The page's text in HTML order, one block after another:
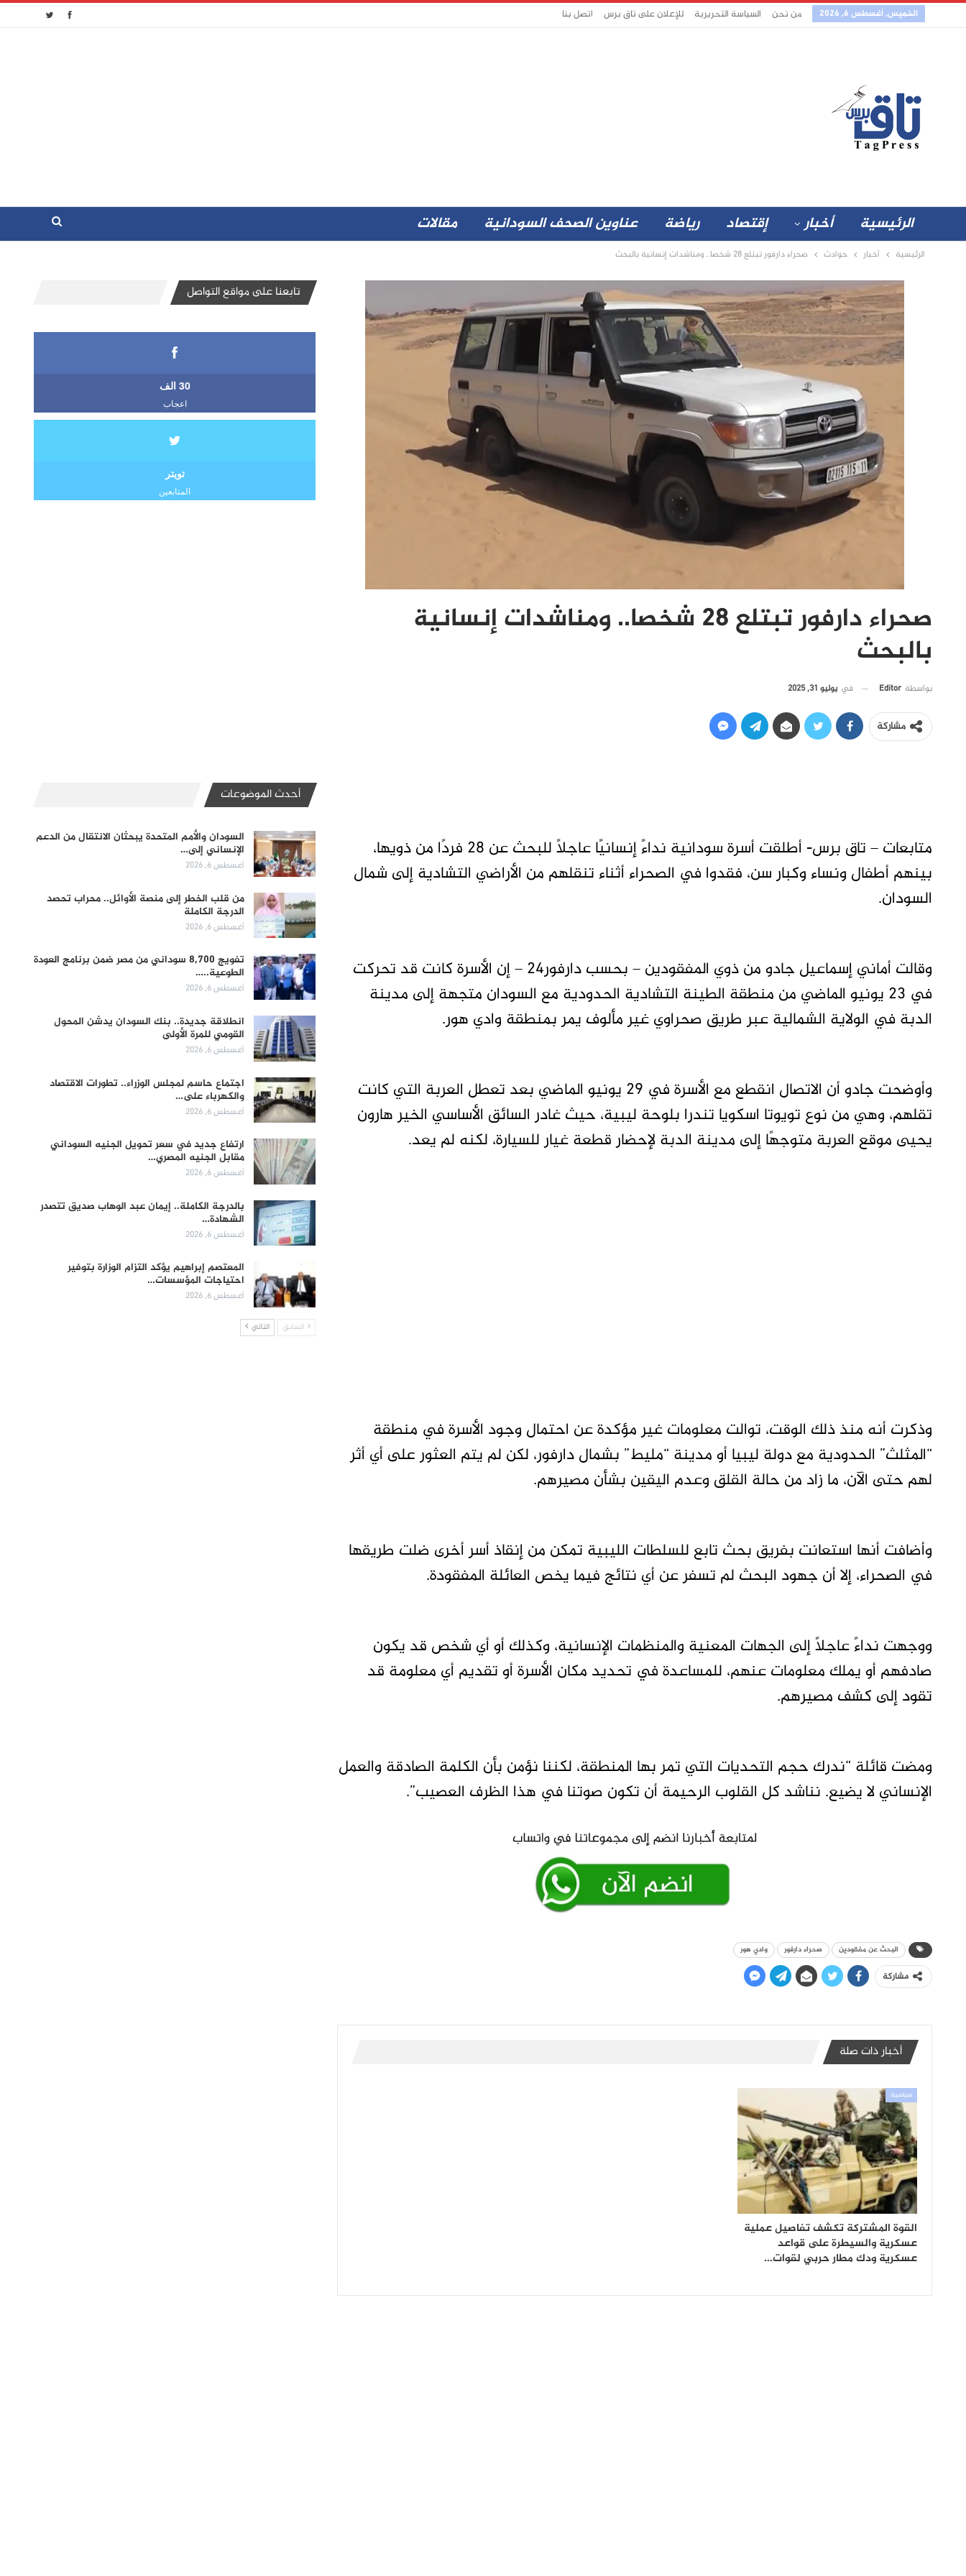
الخميس, أغسطس 6, 2026 من نحن السياسة التحريرية للإعلان على تاق برس اتصل بنا
الرئيسية أخبار إقتصاد رياضة عناوين الصحف السودانية مقالات
الرئيسية أخبار حوادث صحراء دارفور تبتلع 28 شخصا.. ومناشدات إنسانية بالبحث
صحراء دارفور تبتلع 28 شخصا.. ومناشدات إنسانية
بالبحث
بواسطة Editor في يوليو 31, 2025
مشاركة
متابعات – تاق برس- أطلقت أسرة سودانية نداءً إنسانيًا عاجلًا للبحث عن 28 فردًا من ذويها،
بينهم أطفال ونساء وكبار سن، فقدوا في الصحراء أثناء تنقلهم من الأراضي التشادية إلى شمال
السودان.
وقالت أماني إسماعيل جادو من ذوي المفقودين – بحسب دارفور24 – إن الأسرة كانت قد تحركت
في 23 يونيو الماضي من منطقة الطينة التشادية الحدودية مع السودان متجهة إلى مدينة
الدبة في الولاية الشمالية عبر طريق صحراوي غير مألوف يمر بمنطقة وادي هور.
وأوضحت جادو أن الاتصال انقطع مع الأسرة في 29 يونيو الماضي بعد تعطل العربة التي كانت
تقلهم، وهي من نوع تويوتا اسكويا تندرا بلوحة ليبية، حيث غادر السائق الأساسي الخير هارون
يحيى موقع العربة متوجهًا إلى مدينة الدبة لإحضار قطعة غيار للسيارة، لكنه لم يعد.
وذكرت أنه منذ ذلك الوقت، توالت معلومات غير مؤكدة عن احتمال وجود الأسرة في منطقة
“المثلث” الحدودية مع دولة ليبيا أو مدينة “مليط” بشمال دارفور، لكن لم يتم العثور على أي أثر
لهم حتى الآن، ما زاد من حالة القلق وعدم اليقين بشأن مصيرهم.
وأضافت أنها استعانت بفريق بحث تابع للسلطات الليبية تمكن من إنقاذ أسر أخرى ضلت طريقها
في الصحراء، إلا أن جهود البحث لم تسفر عن أي نتائج فيما يخص العائلة المفقودة.
ووجهت نداءً عاجلًا إلى الجهات المعنية والمنظمات الإنسانية، وكذلك أو أي شخص قد يكون
صادفهم أو يملك معلومات عنهم، للمساعدة في تحديد مكان الأسرة أو تقديم أي معلومة قد
تقود إلى كشف مصيرهم.
ومضت قائلة “ندرك حجم التحديات التي تمر بها المنطقة، لكننا نؤمن بأن الكلمة الصادقة والعمل
الإنساني لا يضيع. نناشد كل القلوب الرحيمة أن تكون صوتنا في هذا الظرف العصيب”.
البحث عن مفقودين صحراء دارفور وادي هور
مشاركة
أخبار ذات صلة
سياسية
القوة المشتركة تكشف تفاصيل عملية
عسكرية والسيطرة على قواعد
عسكرية ودك مطار حربي لقوات…
تابعنا على مواقع التواصل
30 الف
اعجاب
تويتر
المتابعين
أحدث الموضوعات
السودان والأمم المتحدة يبحثان الانتقال من الدعم
الإنساني إلى…
أغسطس 6, 2026
من قلب الخطر إلى منصة الأوائل.. محراب تحصد
الدرجة الكاملة
أغسطس 6, 2026
تفويج 8,700 سوداني من مصر ضمن برنامج العودة
الطوعية..…
أغسطس 6, 2026
انطلاقة جديدة.. بنك السودان يدشن المحول
القومي للمرة الأولى
أغسطس 6, 2026
اجتماع حاسم لمجلس الوزراء.. تطورات الاقتصاد
والكهرباء على…
أغسطس 6, 2026
ارتفاع جديد في سعر تحويل الجنيه السوداني
مقابل الجنيه المصري…
أغسطس 6, 2026
بالدرجة الكاملة.. إيمان عبد الوهاب صديق تتصدر
الشهادة…
أغسطس 6, 2026
المعتصم إبراهيم يؤكد التزام الوزارة بتوفير
احتياجات المؤسسات…
أغسطس 6, 2026
السابق التالي